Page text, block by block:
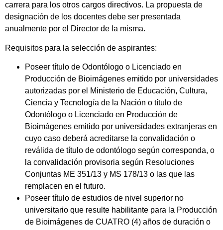
carrera para los otros cargos directivos. La propuesta de
designación de los docentes debe ser presentada
anualmente por el Director de la misma.
Requisitos para la selección de aspirantes:
Poseer título de Odontólogo o Licenciado en
Producción de Bioimágenes emitido por universidades
autorizadas por el Ministerio de Educación, Cultura,
Ciencia y Tecnología de la Nación o título de
Odontólogo o Licenciado en Producción de
Bioimágenes emitido por universidades extranjeras en
cuyo caso deberá acreditarse la convalidación o
reválida de título de odontólogo según corresponda, o
la convalidación provisoria según Resoluciones
Conjuntas ME 351/13 y MS 178/13 o las que las
remplacen en el futuro.
Poseer título de estudios de nivel superior no
universitario que resulte habilitante para la Producción
de Bioimágenes de CUATRO (4) años de duración o